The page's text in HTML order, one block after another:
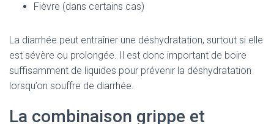
Fièvre (dans certains cas)
La diarrhée peut entraîner une déshydratation, surtout si elle
est sévère ou prolongée. Il est donc important de boire
suffisamment de liquides pour prévenir la déshydratation
lorsqu’on souffre de diarrhée.
La combinaison grippe et